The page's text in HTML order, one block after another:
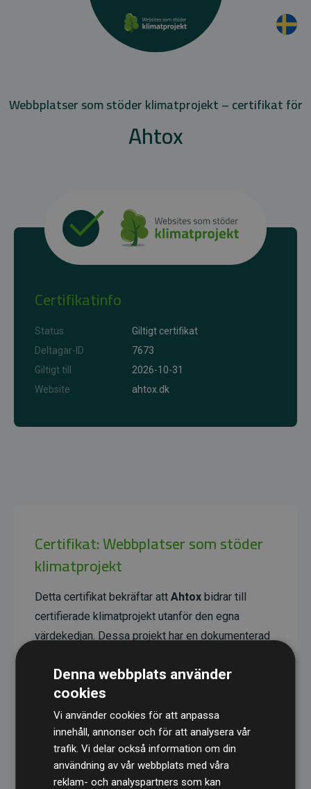
Webbplatser som stöder klimatprojekt – certifikat för
Ahtox
Certifikatinfo
Status
Giltigt certifikat
Deltagar-ID
7673
Giltigt till
2026-10-31
Website
ahtox.dk
Certifikat: Webbplatser som stöder
klimatprojekt
Detta certifikat bekräftar att Ahtox bidrar till
certifierade klimatprojekt utanför den egna
värdekedjan. Dessa projekt har en dokumenterad
motsvarar dubbelt så mycket CO₂ som
webbplatsens beräknade utsläpp.
Alla projekt verifieras genomGold Standard
vilket säkerställer hög kvalitet, faktisk klimatnytta
och full transparens. Du kan läsa mer om de
specifika projektenhär.
Denna webbplats använder
cookies
Vi använder cookies för att anpassa
innehåll, annonser och för att analysera vår
trafik. Vi delar också information om din
användning av vår webbplats med våra
reklam- och analyspartners som kan